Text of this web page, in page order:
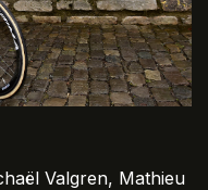
Valgren, Mathieu